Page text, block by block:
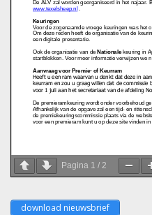
Pagina 1 / 2
download nieuwsbrief